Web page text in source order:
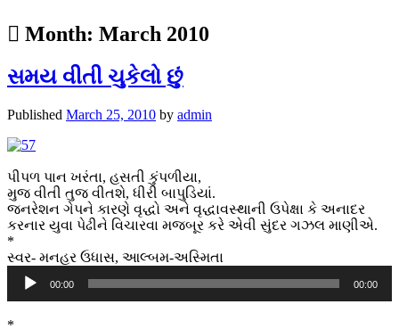
Month: March 2010
સમય વીતી ચુકેલો છું
Published March 25, 2010 by admin
પીપળ પાન ખરંતા, હસતી કુંપળીયા,
મુજ વીતી તુજ વીતશે, ધીરી બાપુડિયાં.
જનરેશન ગેપને કારણે વૃદ્ધો અને વૃદ્ધાવસ્થાની ઉપેક્ષા કે અનાદર
કરનાર યુવા પેઢીને વિચારવા મજબૂર કરે એવી સુંદર ગઝલ માણીએ.
*
સ્વર- મનહર ઉધાસ, આલ્બમ-અસ્મિતા
Audio
Player
00:00 00:00
*